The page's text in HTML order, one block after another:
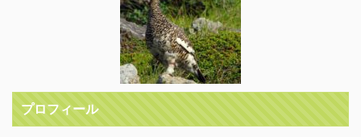
プロフィール